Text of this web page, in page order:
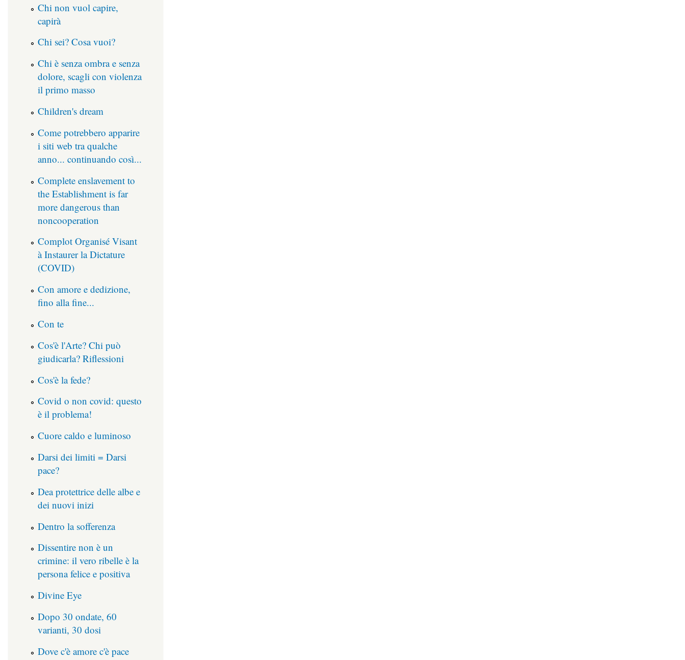
Chi non vuol capire,
capirà
Chi sei? Cosa vuoi?
Chi è senza ombra e senza
dolore, scagli con violenza
il primo masso
Children's dream
Come potrebbero apparire
i siti web tra qualche
anno... continuando così...
Complete enslavement to
the Establishment is far
more dangerous than
noncooperation
Complot Organisé Visant
à Instaurer la Dictature
(COVID)
Con amore e dedizione,
fino alla fine...
Con te
Cos'è l'Arte? Chi può
giudicarla? Riflessioni
Cos'è la fede?
Covid o non covid: questo
è il problema!
Cuore caldo e luminoso
Darsi dei limiti = Darsi
pace?
Dea protettrice delle albe e
dei nuovi inizi
Dentro la sofferenza
Dissentire non è un
crimine: il vero ribelle è la
persona felice e positiva
Divine Eye
Dopo 30 ondate, 60
varianti, 30 dosi
Dove c'è amore c'è pace